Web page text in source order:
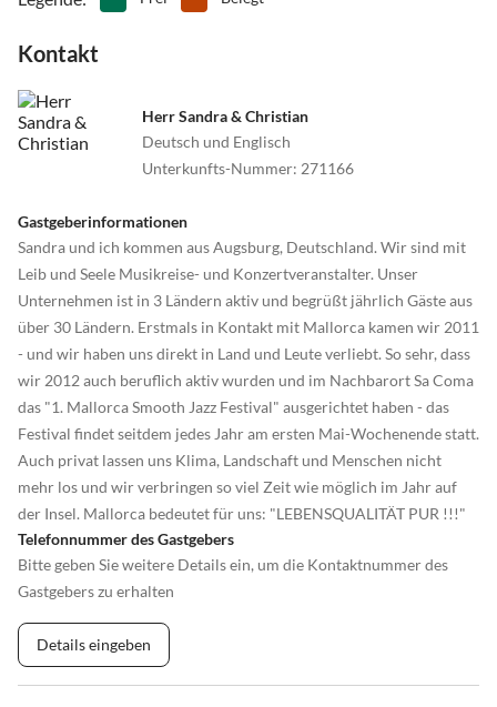
Kontakt
Herr Sandra & Christian
Deutsch und Englisch
Unterkunfts-Nummer: 271166
Gastgeberinformationen
Sandra und ich kommen aus Augsburg, Deutschland. Wir sind mit
Leib und Seele Musikreise- und Konzertveranstalter. Unser
Unternehmen ist in 3 Ländern aktiv und begrüßt jährlich Gäste aus
über 30 Ländern. Erstmals in Kontakt mit Mallorca kamen wir 2011
- und wir haben uns direkt in Land und Leute verliebt. So sehr, dass
wir 2012 auch beruflich aktiv wurden und im Nachbarort Sa Coma
das "1. Mallorca Smooth Jazz Festival" ausgerichtet haben - das
Festival findet seitdem jedes Jahr am ersten Mai-Wochenende statt.
Auch privat lassen uns Klima, Landschaft und Menschen nicht
mehr los und wir verbringen so viel Zeit wie möglich im Jahr auf
der Insel. Mallorca bedeutet für uns: "LEBENSQUALITÄT PUR !!!"
Telefonnummer des Gastgebers
Bitte geben Sie weitere Details ein, um die Kontaktnummer des
Gastgebers zu erhalten
Details eingeben